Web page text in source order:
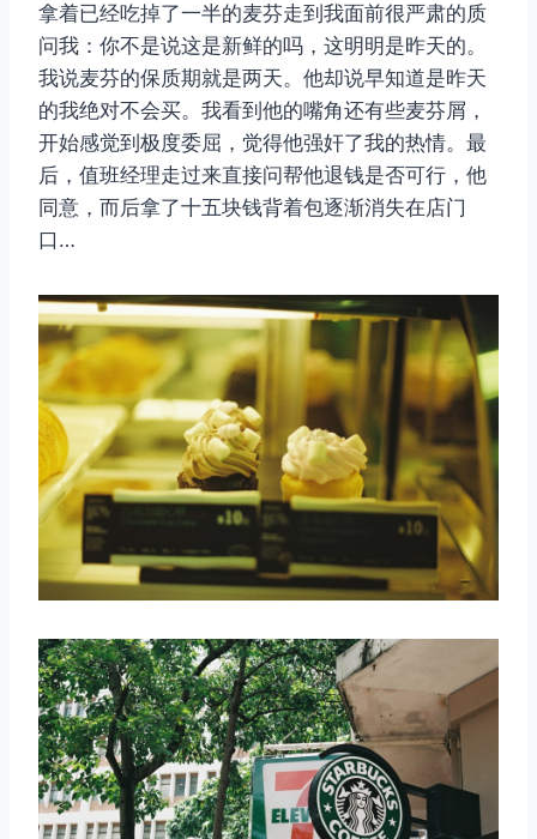
拿着已经吃掉了一半的麦芬走到我面前很严肃的质
问我：你不是说这是新鲜的吗，这明明是昨天的。
我说麦芬的保质期就是两天。他却说早知道是昨天
的我绝对不会买。我看到他的嘴角还有些麦芬屑，
开始感觉到极度委屈，觉得他强奸了我的热情。最
后，值班经理走过来直接问帮他退钱是否可行，他
同意，而后拿了十五块钱背着包逐渐消失在店门
口…
取消 搜索